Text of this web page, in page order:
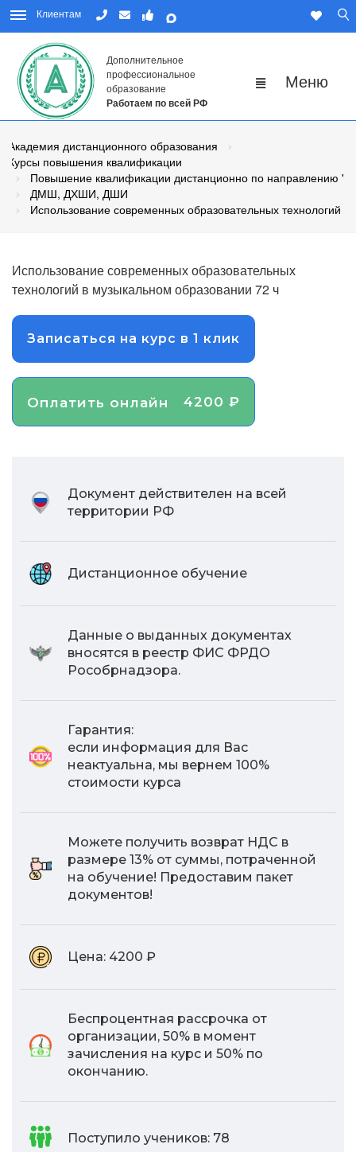
Клиентам
Дополнительное
профессиональное
образование
Работаем по всей РФ
Академия дистанционного образования
Курсы повышения квалификации
Повышение квалификации дистанционно по направлению
ДМШ, ДХШИ, ДШИ
Использование современных образовательных технологий
Использование современных образовательных
технологий в музыкальном образовании 72 ч
Записаться на курс в 1 клик
Оплатить онлайн 4200 ₽
Документ действителен на всей
территории РФ
Дистанционное обучение
Данные о выданных документах
вносятся в реестр ФИС ФРДО
Рособрнадзора.
Гарантия:
если информация для Вас
неактуальна, мы вернем 100%
стоимости курса
Можете получить возврат НДС в
размере 13% от суммы, потраченной
на обучение! Предоставим пакет
документов!
Цена: 4200 ₽
Беспроцентная рассрочка от
организации, 50% в момент
зачисления на курс и 50% по
окончанию.
Поступило учеников: 78